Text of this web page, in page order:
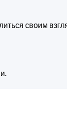
своим